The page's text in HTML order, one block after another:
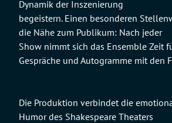
Dynamik der Inszenierung
begeistern. Einen besonderen
die Nähe zum Publikum: Nach jeder
Show nimmt sich das Ensemble Zeit
Gespräche und Autogramme mit den
Die Produktion verbindet die
Humor des Shakespeare Theaters